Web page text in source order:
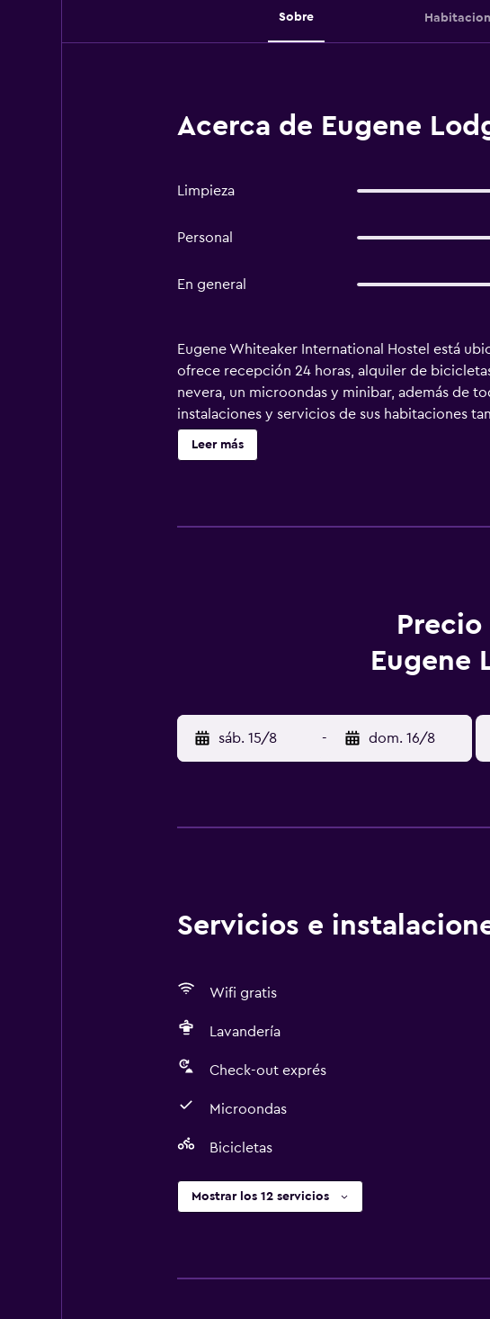
Sobre
Acerca de Eugene
Limpieza
Personal
En general
Eugene Whiteaker International Hostel está
ofrece recepción 24 horas, alquiler de
nevera, un microondas y minibar, además de
instalaciones y servicios de sus habitaciones
el día con un desayuno básico, antes de salir a
Eugene Whiteaker International Hostel, les
Leer más
Eugene
sáb. 15/8 - dom. 16/8
Servicios e
Wifi gratis
Lavandería
Check-out exprés
Microondas
Bicicletas
Mostrar los 12 servicios